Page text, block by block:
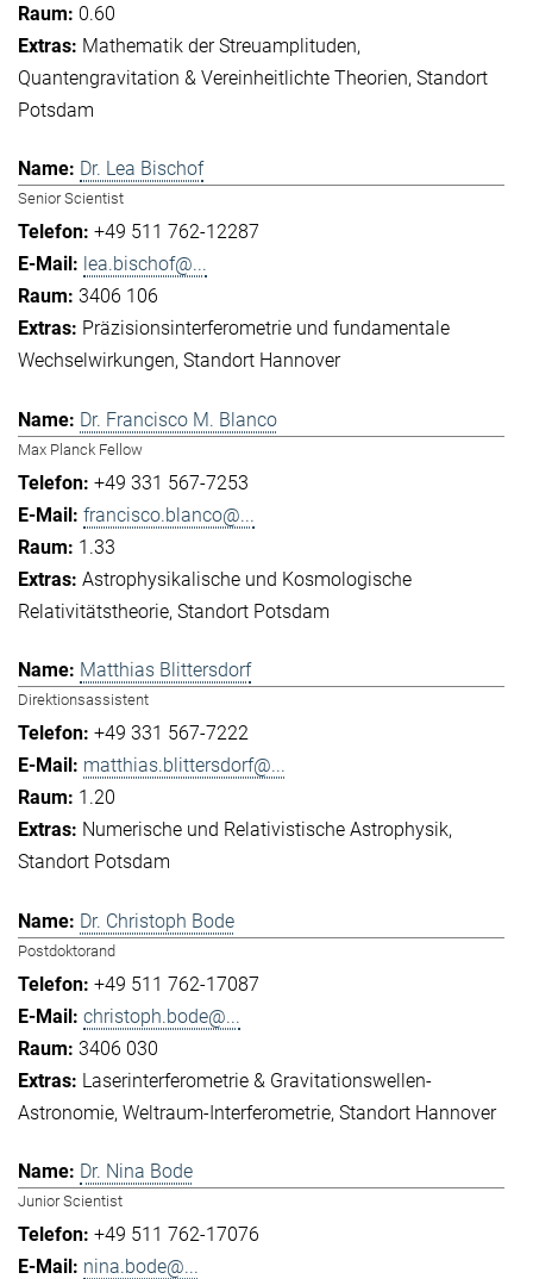
0.60
Mathematik der Streuamplituden
Quantengravitation & Vereinheitlichte Theorien Standort
Potsdam
Dr. Lea Bischof
Senior Scientist
+49 511 762-12287
lea.bischof@...
3406 106
Präzisionsinterferometrie und fundamentale
Wechselwirkungen Standort Hannover
Dr. Francisco M. Blanco
Max Planck Fellow
+49 331 567-7253
francisco.blanco@...
1.33
Astrophysikalische und Kosmologische
Relativitätstheorie Standort Potsdam
Matthias Blittersdorf
Direktionsassistent
+49 331 567-7222
matthias.blittersdorf@...
1.20
Numerische und Relativistische Astrophysik
Standort Potsdam
Dr. Christoph Bode
Postdoktorand
+49 511 762-17087
christoph.bode@...
3406 030
Laserinterferometrie & Gravitationswellen-
Astronomie Weltraum-Interferometrie Standort Hannover
Dr. Nina Bode
Junior Scientist
+49 511 762-17076
nina.bode@...